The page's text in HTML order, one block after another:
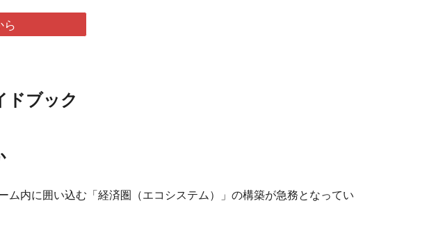
ドブック
内に囲い込む「経済圏（エコシステム）」の構築が急務となってい